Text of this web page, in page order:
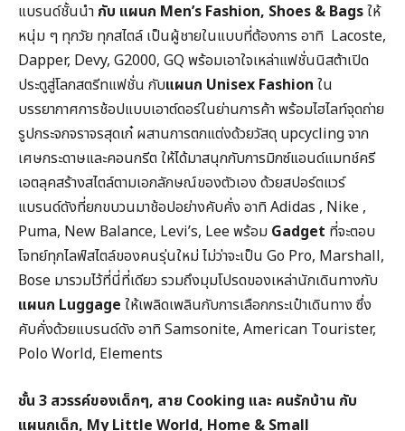
แบรนด์ชั้นนำ กับ แผนก Men’s Fashion, Shoes & Bagsให้
หนุ่ม ๆ ทุกวัย ทุกสไตล์ เป็นผู้ชายในแบบที่ต้องการ อาทิ Lacoste,
Dapper, Devy, G2000, GQ พร้อมเอาใจเหล่าแฟชั่นนิสต้าเปิด
ประตูสู่โลกสตรีทแฟชั่น กับแผนก Unisex Fashion ใน
บรรยากาศการช้อปแบบเอาต์ดอร์ในย่านการค้า พร้อมไฮไลท์จุดถ่าย
รูปกระจกจราจรสุดเก๋ ผสานการตกแต่งด้วยวัสดุ upcycling จาก
เศษกระดาษและคอนกรีต ให้ได้มาสนุกกับการมิกซ์แอนด์แมทช์ครี
เอตลุคสร้างสไตล์ตามเอกลักษณ์ของตัวเอง ด้วยสปอร์ตแวร์
แบรนด์ดังที่ยกขบวนมาช้อปอย่างคับคั่ง อาทิ Adidas , Nike ,
Puma, New Balance, Levi’s, Lee พร้อม Gadget ที่จะตอบ
โจทย์ทุกไลฟ์สไตล์ของคนรุ่นใหม่ ไม่ว่าจะเป็น Go Pro, Marshall,
Bose มารวมไว้ที่นี่ที่เดียว รวมถึงมุมโปรดของเหล่านักเดินทางกับ
แผนก Luggage ให้เพลิดเพลินกับการเลือกกระเป๋าเดินทาง ซึ่ง
คับคั่งด้วยแบรนด์ดัง อาทิ Samsonite, American Tourister,
Polo World, Elements
ชั้น 3 สวรรค์ของเด็กๆ, สาย Cooking และ คนรักบ้าน กับ
แผนกเด็ก, My Little World, Home & Small